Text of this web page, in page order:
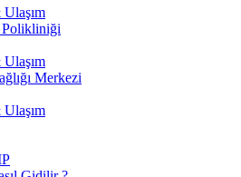
Polikliniği
Merkezi